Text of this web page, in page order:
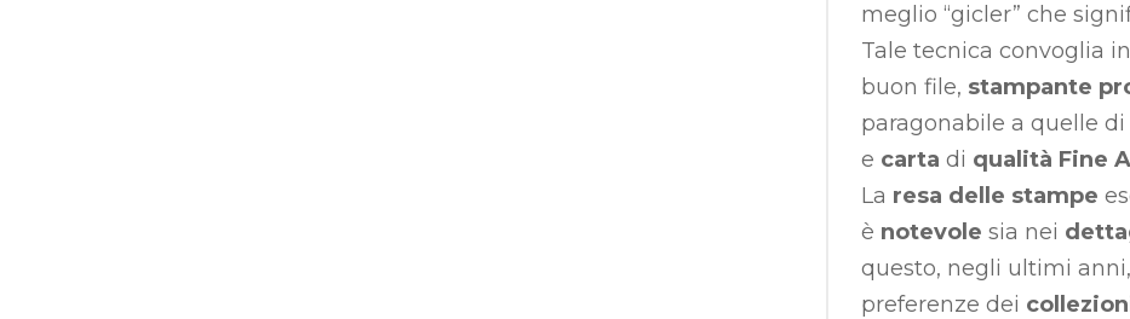
meglio “gicler” che
Tale tecnica convoglia
buon file, stampante
paragonabile a quelle
e carta di qualità Fine
La resa delle stampe
è notevole sia nei
questo, negli ultimi anni,
preferenze dei